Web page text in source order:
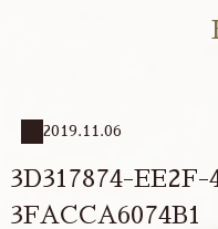
2019.11.06
3D317874-EE2F-
3FACCA6074B1